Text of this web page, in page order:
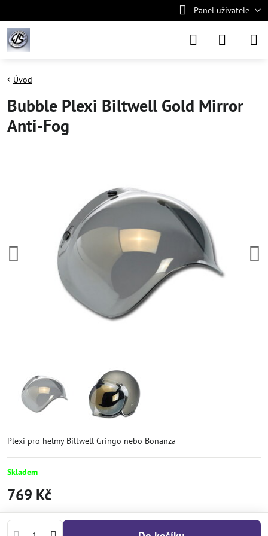
Panel uživatele
Úvod
Bubble Plexi Biltwell Gold Mirror
Anti-Fog
Plexi pro helmy Biltwell Gringo nebo Bonanza
Skladem
769 Kč